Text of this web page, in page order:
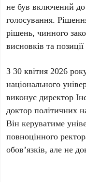
не був включений до
голосування.
рішень, чинного
висновків та
З30 квітня 2026
національного
виконує директор
доктор політичних
Він керуватиме
повноцінного
обов’язків, але не